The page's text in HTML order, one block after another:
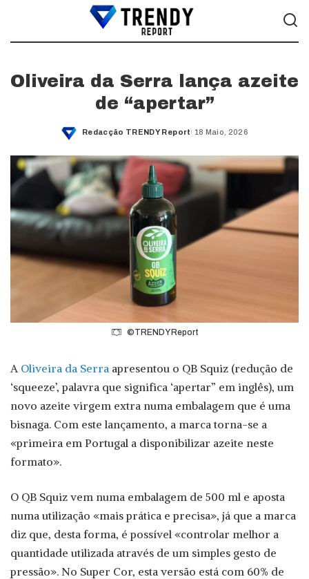
Oliveira da Serra lança azeite
de “apertar”
Posted
Redacção TRENDY Report 18 Maio, 2026
©TRENDY Report
A Oliveira da Serra apresentou o QB Squiz (redução de
‘squeeze’, palavra que significa ‘apertar” em inglês), um
novo azeite virgem extra numa embalagem que é uma
bisnaga. Com este lançamento, a marca torna-se a
«primeira em Portugal a disponibilizar azeite neste
formato».
O QB Squiz vem numa embalagem de 500 ml e aposta
numa utilização «mais prática e precisa», já que a marca
diz que, desta forma, é possível «controlar melhor a
quantidade utilizada através de um simples gesto de
pressão». No Super Cor, esta versão está com 60% de